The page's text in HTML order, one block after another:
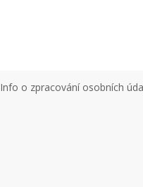
Info o zpracování osobních